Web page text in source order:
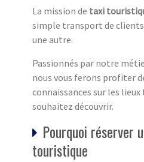
La mission de taxi
simple transport de clients
une autre.
Passionnés par notre
nous vous ferons profiter
connaissances sur les
souhaitez découvrir.
Pourquoi réserver
touristique